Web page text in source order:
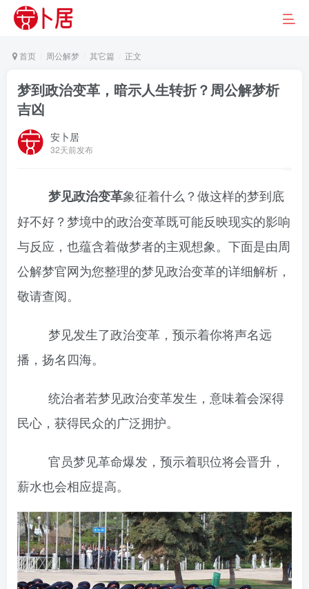
首页 周公解梦 其它篇 正文
梦到政治变革，暗示人生转折？周公解梦析
吉凶
安卜居
32天前发布
梦见政治变革象征着什么？做这样的梦到底
好不好？梦境中的政治变革既可能反映现实的影响
与反应，也蕴含着做梦者的主观想象。下面是由周
公解梦官网为您整理的梦见政治变革的详细解析，
敬请查阅。
梦见发生了政治变革，预示着你将声名远
播，扬名四海。
统治者若梦见政治变革发生，意味着会深得
民心，获得民众的广泛拥护。
官员梦见革命爆发，预示着职位将会晋升，
薪水也会相应提高。